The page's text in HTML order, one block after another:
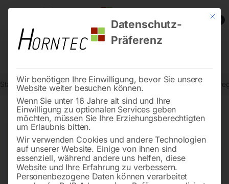
0
Start Stromaggregate und Stromerzeuger Zubehör für
Mit
Datenschutz-
Präferenz
Wir benötigen Ihre Einwilligung, bevor Sie unsere
Website weiter besuchen können.
Wenn Sie unter 16 Jahre alt sind und Ihre
Einwilligung zu optionalen Services geben
möchten, müssen Sie Ihre Erziehungsberechtigten
um Erlaubnis bitten.
Wir verwenden Cookies und andere Technologien
auf unserer Website. Einige von ihnen sind
essenziell, während andere uns helfen, diese
Website und Ihre Erfahrung zu verbessern.
Personenbezogene Daten können verarbeitet